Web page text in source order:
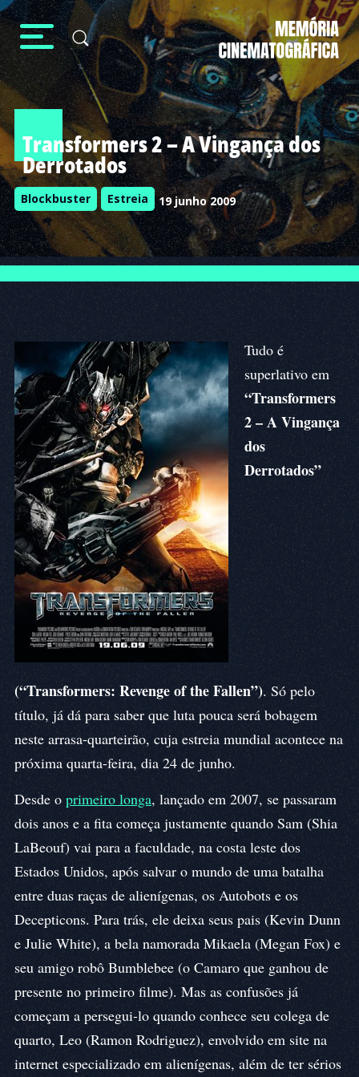
Transformers 2 – A Vingança dos
Derrotados
Blockbuster Estreia 19 junho 2009
Tudo é
superlativo em
“Transformers
2 – A Vingança
dos
Derrotados”
(“Transformers: Revenge of the Fallen”). Só pelo
título, já dá para saber que luta pouca será bobagem
neste arrasa-quarteirão, cuja estreia mundial acontece na
próxima quarta-feira, dia 24 de junho.
Desde oprimeiro longa, lançado em 2007, se passaram
dois anos e a fita começa justamente quando Sam (Shia
LaBeouf) vai para a faculdade, na costa leste dos
Estados Unidos, após salvar o mundo de uma batalha
entre duas raças de alienígenas, os Autobots e os
Decepticons. Para trás, ele deixa seus pais (Kevin Dunn
e Julie White), a bela namorada Mikaela (Megan Fox) e
seu amigo robô Bumblebee (o Camaro que ganhou de
presente no primeiro filme). Mas as confusões já
começam a persegui-lo quando conhece seu colega de
quarto, Leo (Ramon Rodriguez), envolvido em site na
internet especializado em alienígenas, além de ter sérios